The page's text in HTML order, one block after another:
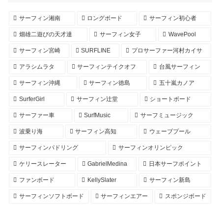
サーフィン湘南 ロングボード サーフィン初心者
畑雄二遊びの天才達 サーフィン女子 WavePool
サーフィン宮崎 SURFLINE プロサーファー河村カイサ
アラシムラタ サーフィンテイクオフ 台風サーフィン
サーフィン沖縄 サーフィン徳島 五十嵐カノア
SurferGirl サーフィン辻堂 ショートボード
サーファー車 SurfMusic サーフミュージック
波乗り海 サーフィン高知 ウェーブプール
サーフィンパドリング サーフィンオリンピック
ケリースレーター GabrielMedina 日本サーフポイント
ファンボード KellySlater サーフィン新島
サーフィンソフトボード サーフィンエアー スポンジボード